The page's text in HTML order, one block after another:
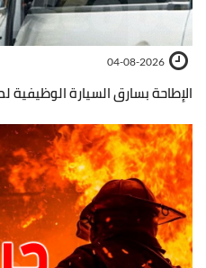
04-08-2026
الإطاحة بسارق السيارة الوظيفية